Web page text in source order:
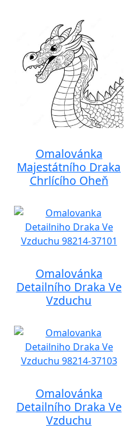
Omalovánka
Majestátního Draka
Chrlícího Oheň
Omalovánka
Detailního Draka Ve
Vzduchu
Omalovánka
Detailního Draka Ve
Vzduchu